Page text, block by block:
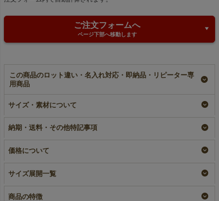
ご注文フォームへ
ページ下部へ移動します
この商品のロット違い・名入れ対応・即納品・リピーター専
用商品
底 A4縦サイズ｜100
即納品｜ラミ
ズ｜ 100枚入
リピーター専用名入れ
¥12,760税込
サイズ・素材について
納期・送料・その他特記事項
価格について
サイズ展開一覧
商品の特徴